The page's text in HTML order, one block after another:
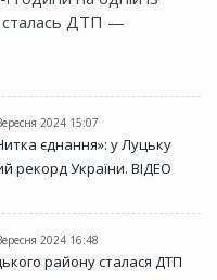
сталась ДТП —
2024 15:07
єднання»: у Луцьку
рекорд України. ВІДЕО
2024 16:48
району сталася ДТП